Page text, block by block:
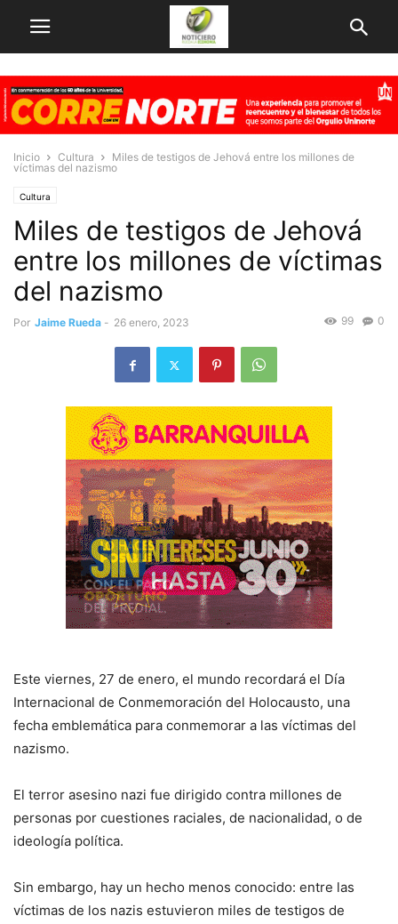
Inicio Cultura
Miles de testigos de Jehová entre los millones de
víctimas del nazismo
Cultura
Miles de testigos de Jehová
entre los millones de víctimas
del nazismo
Por Jaime Rueda - 26 enero, 2023 0
99
Este viernes, 27 de enero, el mundo recordará el Día
Internacional de Conmemoración del Holocausto, una
fecha emblemática para conmemorar a las víctimas del
nazismo.
El terror asesino nazi fue dirigido contra millones de
personas por cuestiones raciales, de nacionalidad, o de
ideología política.
Sin embargo, hay un hecho menos conocido: entre las
víctimas de los nazis estuvieron miles de testigos de